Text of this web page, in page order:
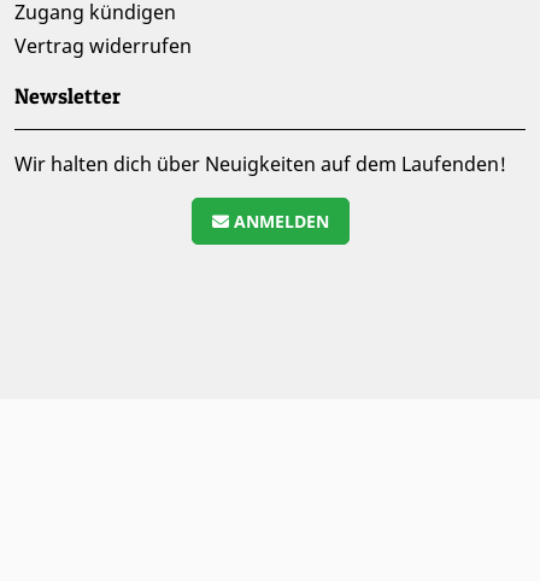
Zugang kündigen
Vertrag widerrufen
Newsletter
Wir halten dich über Neuigkeiten auf dem Laufenden!
ANMELDEN